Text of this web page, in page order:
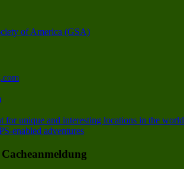
of America (GSA)
for unique and interesting locations in the world
enabled adventures